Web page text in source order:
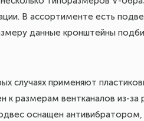
В ассортименте есть
данные кронштейны
случаях применяют
к размерам вентканалов из-за
оснащен